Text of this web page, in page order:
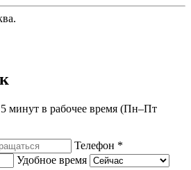
минут в рабочее время (Пн–Пт
Телефон *
Удобное время